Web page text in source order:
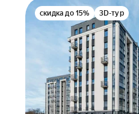
скидка до 15% 3D-тур